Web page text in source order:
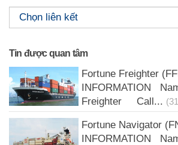
Tin được quan tâm
Fortune Freighter
INFORMATION
Freighter Call...
Fortune Navigator
INFORMATION